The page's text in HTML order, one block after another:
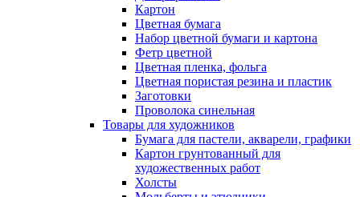
Картон
Цветная бумага
Набор цветной бумаги и картона
Фетр цветной
Цветная пленка, фольга
Цветная пористая резина и пластик
Заготовки
Проволока синельная
Товары для художников
Бумага для пастели, акварели, графики
Картон грунтованный для
художественных работ
Холсты